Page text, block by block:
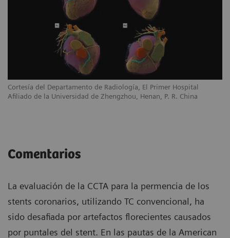
Cortesía del Departamento de Radiología, El Primer Hospital
Afiliado de la Universidad de Zhengzhou, Henan, P. R. China
Comentarios
La evaluación de la CCTA para la permencia de los
stents coronarios, utilizando TC convencional, ha
sido desafiada por artefactos florecientes causados
por puntales del stent. En las pautas de la American